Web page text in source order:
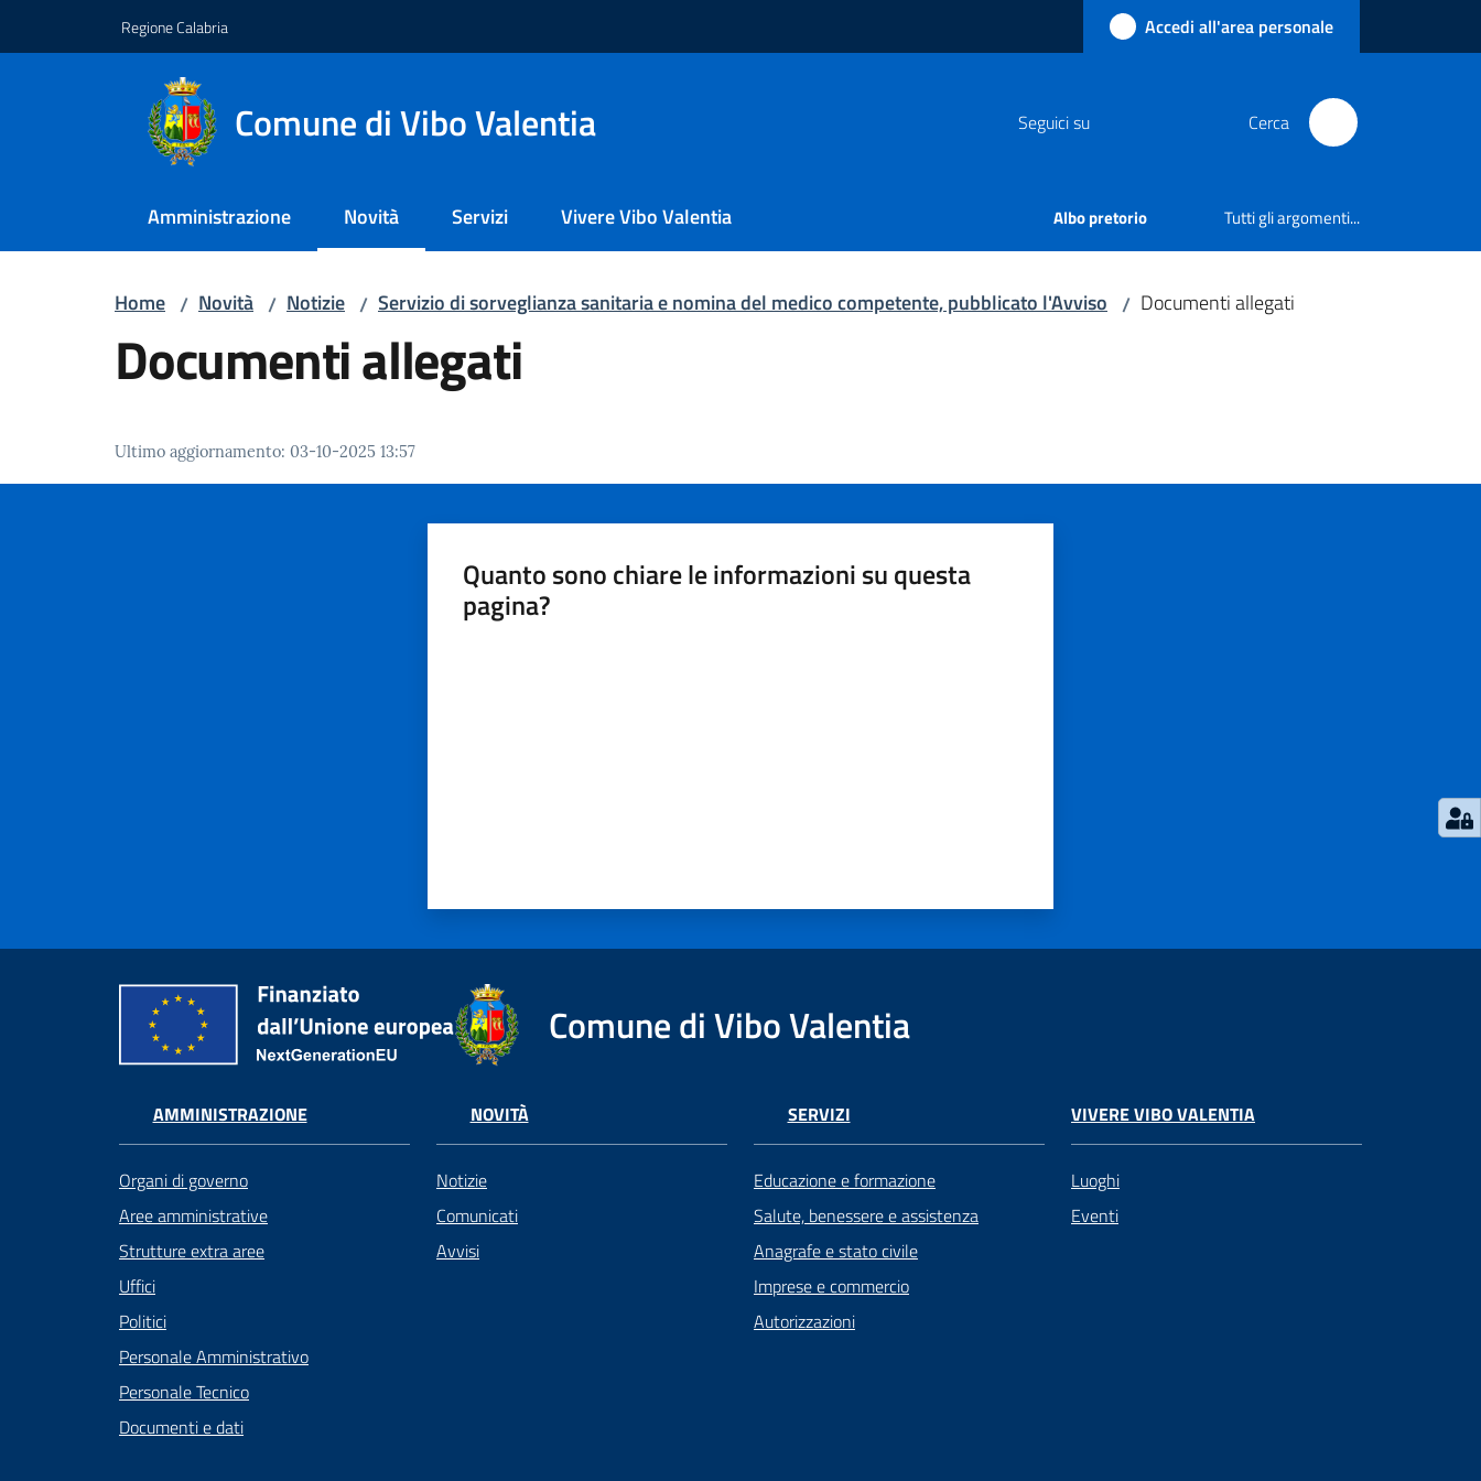
Regione Calabria Accedi all'area personale
Comune di Vibo Valentia Seguici su Cerca
Amministrazione Novità
Menu selezionato
Servizi Vivere Vibo Valentia Albo pretorio Tutti gli argomenti...
Home / Novità / Notizie / Servizio di sorveglianza sanitaria e nomina del medico competente, pubblicato l'Avviso / Documenti allegati
Documenti allegati
Ultimo aggiornamento: 03-10-2025 13:57
Quanto sono chiare le informazioni su questa
pagina?
Comune di Vibo Valentia
AMMINISTRAZIONE
Organi di governo
Aree amministrative
Strutture extra aree
Uffici
Politici
Personale Amministrativo
Personale Tecnico
Documenti e dati
NOVITÀ
Notizie
Comunicati
Avvisi
SERVIZI
Educazione e formazione
Salute, benessere e assistenza
Anagrafe e stato civile
Imprese e commercio
Autorizzazioni
VIVERE VIBO VALENTIA
Luoghi
Eventi